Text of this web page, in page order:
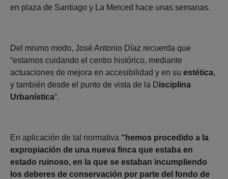
en plaza de Santiago y La Merced hace unas semanas.
Del mismo modo, José Antonio Díaz recuerda que
“estamos cuidando el centro histórico, mediante
actuaciones de mejora en accesibilidad y en su estética,
y también desde el punto de vista de la Disciplina
Urbanística”.
En aplicación de tal normativa “hemos procedido a la
expropiación de una nueva finca que estaba en
estado ruinoso, en la que se estaban incumpliendo
los deberes de conservación por parte del fondo de